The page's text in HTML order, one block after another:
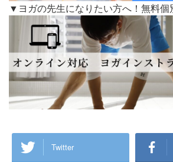
▼ヨガの先生になりたい方へ！無料個
Twitter